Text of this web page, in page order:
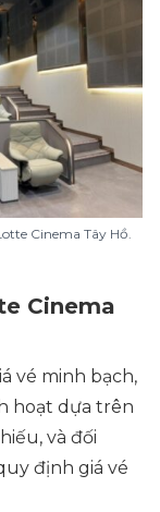
Cinema Tây Hồ.
Cinema
vé minh bạch,
hoạt dựa trên
và đối
định giá vé